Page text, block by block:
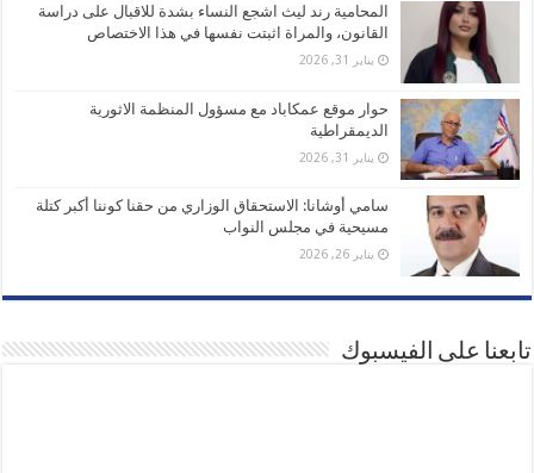
المحامية رند ليث اشجع النساء بشدة للاقبال على دراسة
القانون، والمراة اثبتت نفسها في هذا الاختصاص
يناير 31, 2026
حوار موقع عمكاباد مع مسؤول المنظمة الاثورية
الديمقراطية
يناير 31, 2026
سامي أوشانا: الاستحقاق الوزاري من حقنا كوننا أكبر كتلة
مسيحية في مجلس النواب
يناير 26, 2026
تابعنا على الفيسبوك